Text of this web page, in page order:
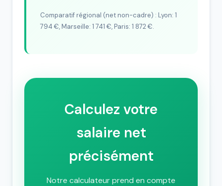
Comparatif régional (net non-cadre) : Lyon: 1
794 €, Marseille: 1 741 €, Paris: 1 872 €.
Calculez votre
salaire net
précisément
Notre calculateur prend en compte